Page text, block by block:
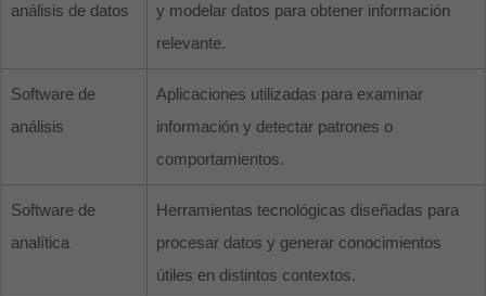
análisis de datos
y modelar datos para obtener información
relevante.
Software de
análisis
Aplicaciones utilizadas para examinar
información y detectar patrones o
comportamientos.
Software de
analítica
Herramientas tecnológicas diseñadas para
procesar datos y generar conocimientos
útiles en distintos contextos.